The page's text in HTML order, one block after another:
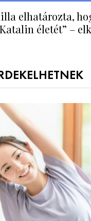
elhatározta,
életét” –